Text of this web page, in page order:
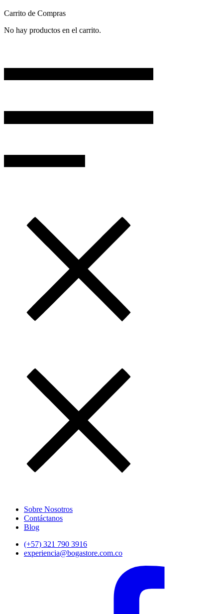
Carrito de Compras
No hay productos en el carrito.
Sobre Nosotros
Contáctanos
Blog
(+57) 321 790 3916
experiencia@bogastore.com.co